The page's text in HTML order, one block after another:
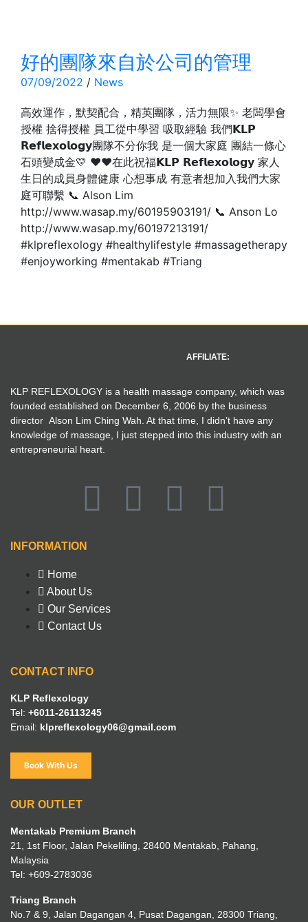
好的團隊來自於公司的管理
07/09/2022 / News
高效運作，默契配合，精英團隊，活力無限✨ 老闆學會
授權 捨得授權 員工從中學習 吸取經驗 我們𝗞𝗟𝗣
𝗥𝗲𝗳𝗹𝗲𝘅𝗼𝗹𝗼𝗴𝘆團隊不分你我 是一個大家庭 團結一條心
石頭變成金💛 ❤️❤️在此祝福𝗞𝗟𝗣 𝗥𝗲𝗳𝗹𝗲𝘅𝗼𝗹𝗼𝗴𝘆 家人
生日的成員身體健康 心想事成 有意者想加入我們大家
庭可聯繫 📞 Alson Lim
http://www.wasap.my/60195903191/ 📞 Anson Lo
http://www.wasap.my/60197213191/
#klpreflexology #healthylifestyle #massagetherapy
#enjoyworking #mentakab #Triang
AFFILIATE:
KLP REFLEXOLOGY is a health massage company, which was
founded established on December 6, 2006 by the business
director Alson Lim Ching Wah. At that time, I didn’t have any
knowledge of massage, I just stepped into this industry with an
entrepreneurial heart.
INFORMATION
Home
About Us
Our Services
Contact Us
CONTACT INFO
KLP Reflexology
Tel: +6011-26113245
Email: klpreflexology06@gmail.com
Book With Us
OUR OUTLET
Mentakab Premium Branch
21, 1st Floor, Jalan Pekeliling, 28400 Mentakab, Pahang,
Malaysia
Tel: +609-2783036
Triang Branch
No.7 & 9, Jalan Dagangan 4, Pusat Dagangan, 28300 Triang,